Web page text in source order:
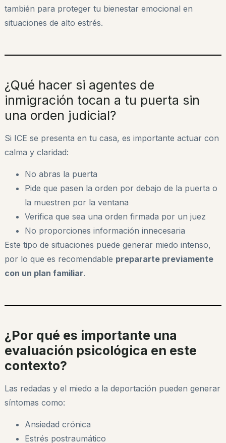
también para proteger tu bienestar emocional en
situaciones de alto estrés.
¿Qué hacer si agentes de
inmigración tocan a tu puerta sin
una orden judicial?
Si ICE se presenta en tu casa, es importante actuar con
calma y claridad:
No abras la puerta
Pide que pasen la orden por debajo de la puerta o
la muestren por la ventana
Verifica que sea una orden firmada por un juez
No proporciones información innecesaria
Este tipo de situaciones puede generar miedo intenso,
por lo que es recomendable prepararte previamente
con un plan familiar.
¿Por qué es importante una
evaluación psicológica en este
contexto?
Las redadas y el miedo a la deportación pueden generar
síntomas como:
Ansiedad crónica
Estrés postraumático